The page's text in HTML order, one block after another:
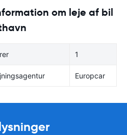
om leje af bil
1
Europcar